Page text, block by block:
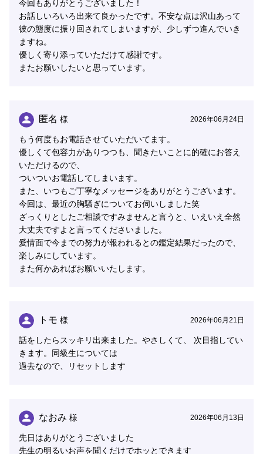
今回もありがとうございました！
お話しいろいろ出来て良かったです。不安な点は沢山あって
彼の態度に振り回されてしまいますが、少しずつ進んでいき
ますね。
優しく寄り添っていただけて感謝です。
またお願いしたいと思っています。
匿名 様 2026年06月24日
もう何度もお電話させていただいてます。
優しくて包容力がありつつも、聞きたいことに的確にお答え
いただけるので、
ついついお電話してしまいます。
また、いつもご丁寧なメッセージをありがとうございます。
今回は、最近の胸騒ぎについてお伺いしました笑
ざっくりとしたご相談ですみませんと言うと、いえいえ全然
大丈夫ですよと言ってくださいました。
愛情面で今までの努力が報われるとの鑑定結果だったので、
楽しみにしています。
また何かあればお願いいたします。
トモ 様 2026年06月21日
話をしたらスッキリ出来ました。やさしくて、 次目指してい
きます。同級生については
過去なので、リセットします
なおみ 様 2026年06月13日
先日はありがとうございました
先生の明るいお声を聞くだけでホッとできます